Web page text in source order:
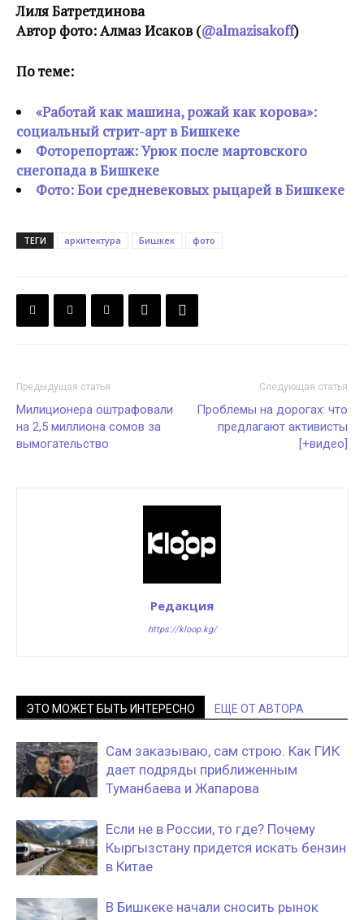
Лиля Батретдинова
Автор фото: Алмаз Исаков (@almazisakoff)
По теме:
«Работай как машина, рожай как корова»:
социальный стрит-арт в Бишкеке
Фоторепортаж: Урюк после мартовского
снегопада в Бишкеке
Фото: Бои средневековых рыцарей в Бишкеке
ТЕГИ архитектура Бишкек фото
Предыдущая статья
Милиционера оштрафовали
на 2,5 миллиона сомов за
вымогательство
Следующая статья
Проблемы на дорогах: что
предлагают активисты
[+видео]
Редакция
https://kloop.kg/
ЭТО МОЖЕТ БЫТЬ ИНТЕРЕСНО ЕЩЕ ОТ АВТОРА
Сам заказываю, сам строю. Как ГИК
дает подряды приближенным
Туманбаева и Жапарова
Если не в России, то где? Почему
Кыргызстану придется искать бензин
в Китае
В Бишкеке начали сносить рынок